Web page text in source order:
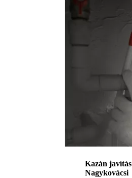
Kazán javítás
Nagykovácsi